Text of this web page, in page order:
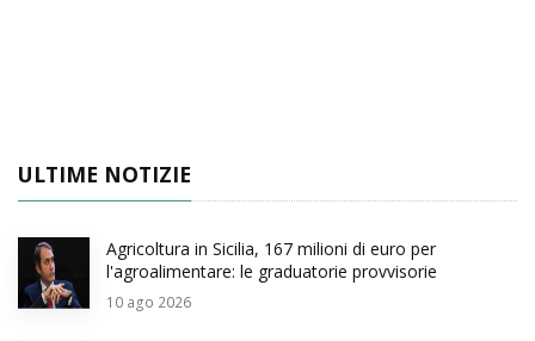
ULTIME NOTIZIE
Agricoltura in Sicilia, 167 milioni di euro per
l'agroalimentare: le graduatorie provvisorie
10 ago 2026